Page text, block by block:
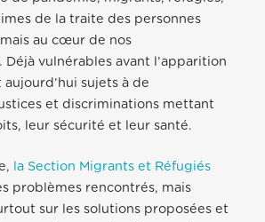
de la traite des personnes
au cœur de nos
Déjà vulnérables avant l’apparition
sujets à de
et discriminations mettant
leur sécurité et leur santé.
la Section Migrants et Réfugiés
problèmes rencontrés, mais
sur les solutions proposées et